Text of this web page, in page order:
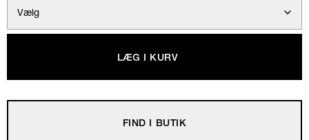
Vælg
LÆG I KURV
FIND I BUTIK